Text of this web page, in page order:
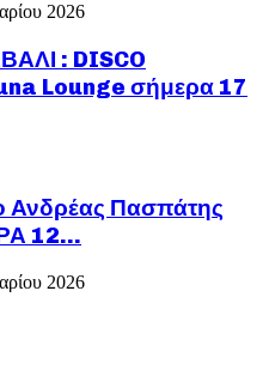
2026
: DISCO
Lounge σήμερα 17
Ανδρέας Πασπάτης
12...
2026